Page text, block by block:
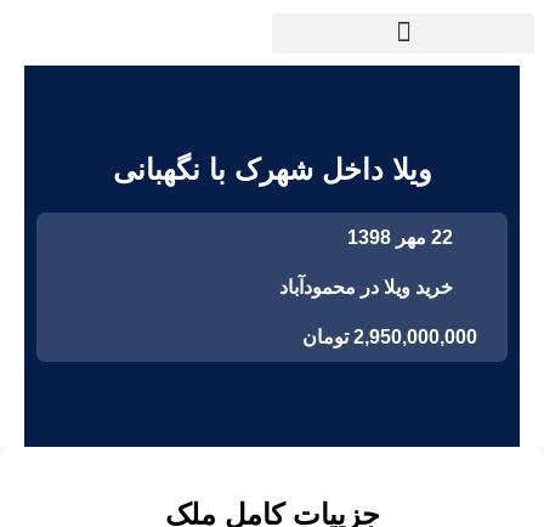
ویلا داخل شهرک با نگهبانی
22 مهر 1398
خرید ویلا در محمودآباد
2,950,000,000 تومان
جزییات کامل ملک